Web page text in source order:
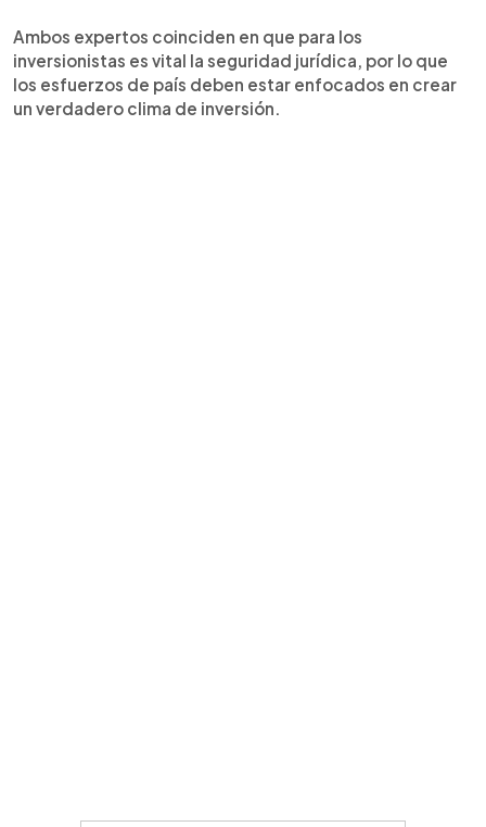
Ambos expertos coinciden en que para los
inversionistas es vital la seguridad jurídica, por lo que
los esfuerzos de país deben estar enfocados en crear
un verdadero clima de inversión.